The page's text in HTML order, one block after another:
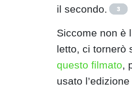
il secondo.
3
Siccome non è
letto, ci tornerò
questo filmato,
usato